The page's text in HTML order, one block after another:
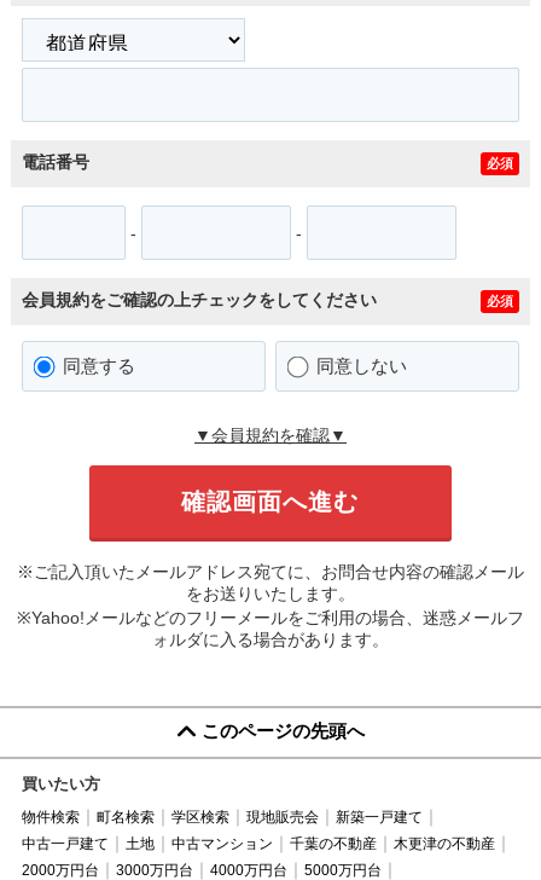
電話番号 必須
- -
会員規約をご確認の上チェックをしてください 必須
同意する 同意しない
▼会員規約を確認▼
※ご記入頂いたメールアドレス宛てに、お問合せ内容の確認メール
をお送りいたします。
※Yahoo!メールなどのフリーメールをご利用の場合、迷惑メールフ
ォルダに入る場合があります。
このページの先頭へ
買いたい方
物件検索 町名検索 学区検索 現地販売会
新築一戸建て
中古一戸建て
土地 中古マンション 千葉の不動産
木更津の不動産
2000万円台
3000万円台 4000万円台
5000万円台